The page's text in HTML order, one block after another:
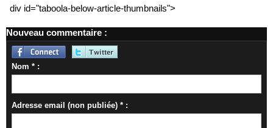
div id="taboola-below-article-thumbnails">
Nouveau commentaire :
Nom * :
Adresse email (non publiée) * :